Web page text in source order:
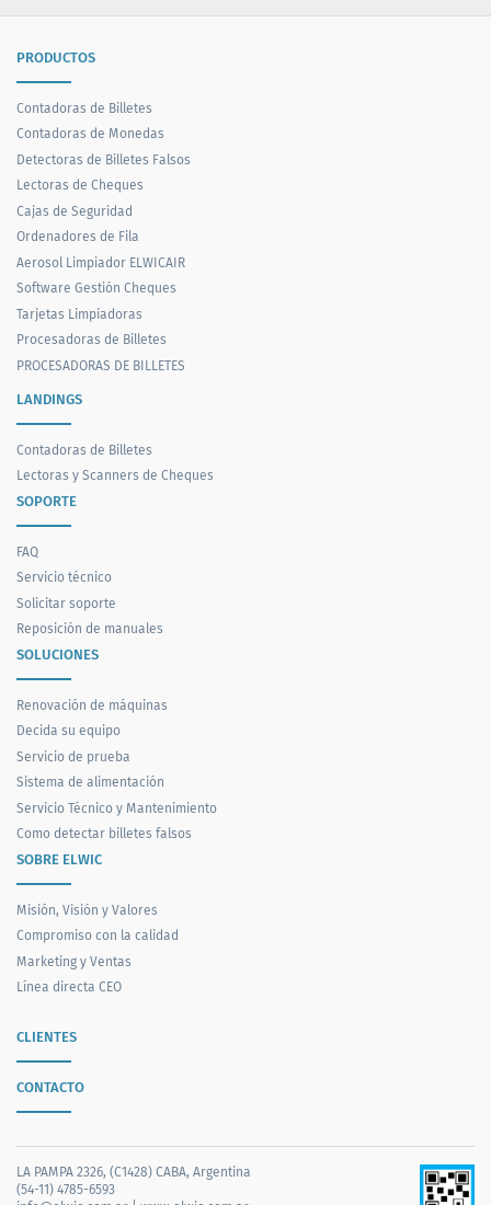
PRODUCTOS
Contadoras de Billetes
Contadoras de Monedas
Detectoras de Billetes Falsos
Lectoras de Cheques
Cajas de Seguridad
Ordenadores de Fila
Aerosol Limpiador ELWICAIR
Software Gestión Cheques
Tarjetas Limpiadoras
Procesadoras de Billetes
PROCESADORAS DE BILLETES
LANDINGS
Contadoras de Billetes
Lectoras y Scanners de Cheques
SOPORTE
FAQ
Servicio técnico
Solicitar soporte
Reposición de manuales
SOLUCIONES
Renovación de máquinas
Decida su equipo
Servicio de prueba
Sistema de alimentación
Servicio Técnico y Mantenimiento
Como detectar billetes falsos
SOBRE ELWIC
Misión, Visión y Valores
Compromiso con la calidad
Marketing y Ventas
Línea directa CEO
CLIENTES
CONTACTO
LA PAMPA 2326, (C1428) CABA, Argentina
(54-11) 4785-6593